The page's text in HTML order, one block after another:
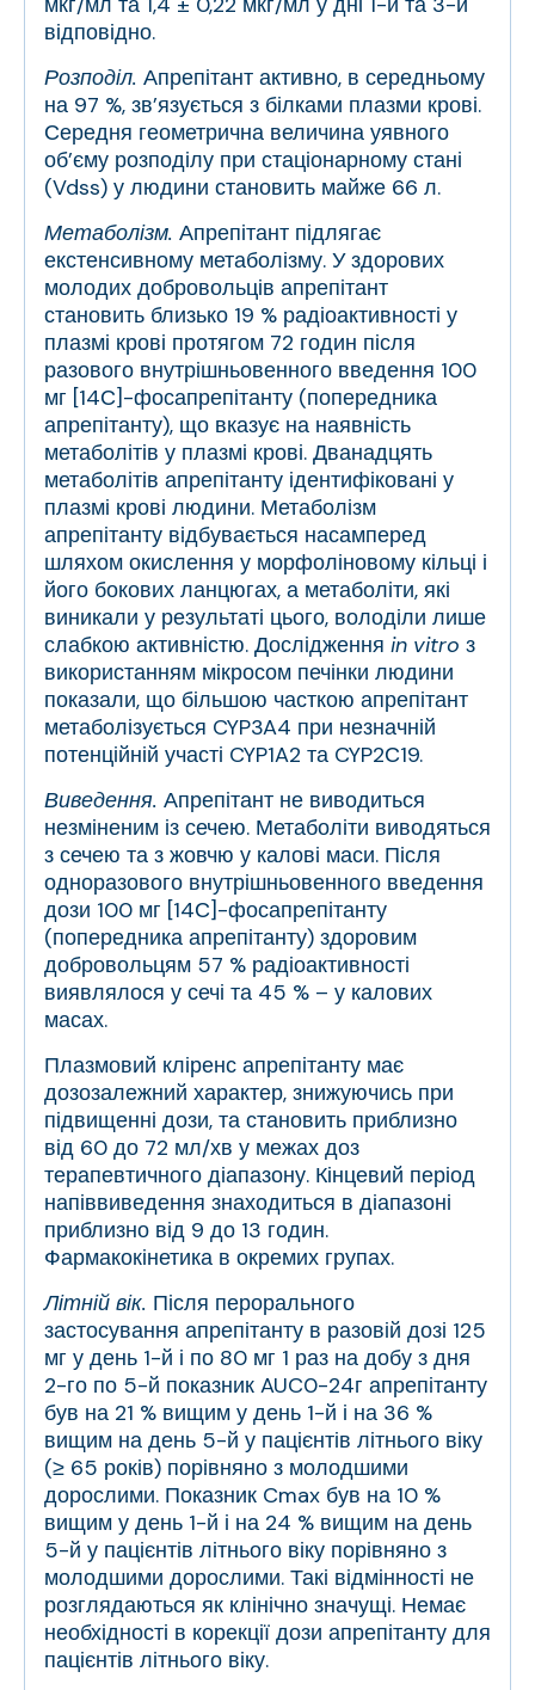
відповідно.
Розподіл. Апрепітант активно, в середньому
на 97 %, зв’язується з білками плазми крові.
Середня геометрична величина уявного
об’єму розподілу при стаціонарному стані
(Vdss) у людини становить майже 66 л.
Метаболізм. Апрепітант підлягає
екстенсивному метаболізму. У здорових
молодих добровольців апрепітант
становить близько 19 % радіоактивності у
плазмі крові протягом 72 годин після
разового внутрішньовенного введення 100
мг [14С]-фосапрепітанту (попередника
апрепітанту), що вказує на наявність
метаболітів у плазмі крові. Дванадцять
метаболітів апрепітанту ідентифіковані у
плазмі крові людини. Метаболізм
апрепітанту відбувається насамперед
шляхом окислення у морфоліновому кільці і
його бокових ланцюгах, а метаболіти, які
виникали у результаті цього, володіли лише
слабкою активністю. Дослідження in vitro з
використанням мікросом печінки людини
показали, що більшою часткою апрепітант
метаболізується CYP3A4 при незначній
потенційній участі CYP1A2 та CYP2С19.
Виведення. Апрепітант не виводиться
незміненим із сечею. Метаболіти виводяться
з сечею та з жовчю у калові маси. Після
одноразового внутрішньовенного введення
дози 100 мг [14С]-фосапрепітанту
(попередника апрепітанту) здоровим
добровольцям 57 % радіоактивності
виявлялося у сечі та 45 % – у калових
масах.
Плазмовий кліренс апрепітанту має
дозозалежний характер, знижуючись при
підвищенні дози, та становить приблизно
від 60 до 72 мл/хв у межах доз
терапевтичного діапазону. Кінцевий період
напіввиведення знаходиться в діапазоні
приблизно від 9 до 13 годин.
Фармакокінетика в окремих групах.
Літній вік. Після перорального
застосування апрепітанту в разовій дозі 125
мг у день 1-й і по 80 мг 1 раз на добу з дня
2-го по 5-й показник AUC0-24г апрепітанту
був на 21 % вищим у день 1-й і на 36 %
вищим на день 5-й у пацієнтів літнього віку
(≥ 65 років) порівняно з молодшими
дорослими. Показник Cmax був на 10 %
вищим у день 1-й і на 24 % вищим на день
5-й у пацієнтів літнього віку порівняно з
молодшими дорослими. Такі відмінності не
розглядаються як клінічно значущі. Немає
необхідності в корекції дози апрепітанту для
пацієнтів літнього віку.